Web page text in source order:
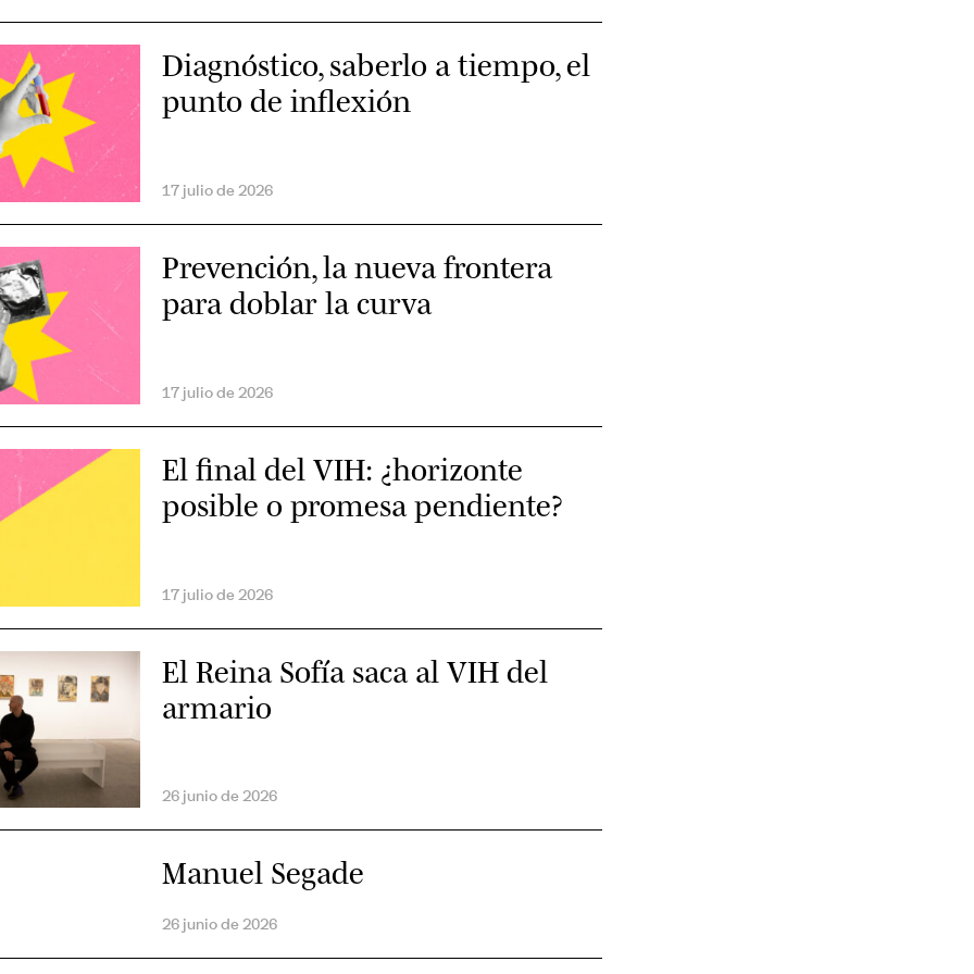
sueño
ginecológicas
VIH
VIH?
migrantes con VIH
VIH
a década
mayores con VIH
el VIH
combinada
Diagnóstico, saberlo a tiempo, el
punto de inflexión
17 julio de 2026
Prevención, la nueva frontera
para doblar la curva
17 julio de 2026
El final del VIH: ¿horizonte
posible o promesa pendiente?
17 julio de 2026
El Reina Sofía saca al VIH del
armario
26 junio de 2026
Manuel Segade
26 junio de 2026